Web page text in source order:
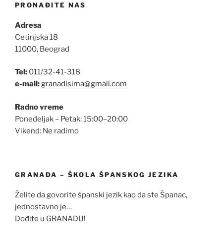
PRONAĐITE NAS
Adresa
Cetinjska 18
11000, Beograd
Tel: 011/32-41-318
e-mail:granadisima@gmail.com
Radno vreme
Ponedeljak – Petak: 15:00–20:00
Vikend: Ne radimo
GRANADA – ŠKOLA ŠPANSKOG JEZIKA
Želite da govorite španski jezik kao da ste Španac,
jednostavno je…
Dođite u GRANADU!